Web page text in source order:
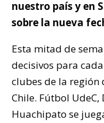
nuestro país y en
sobre la nueva
Esta mitad de
decisivos para
clubes de la región
Chile. Fútbol UdeC,
Huachipato se